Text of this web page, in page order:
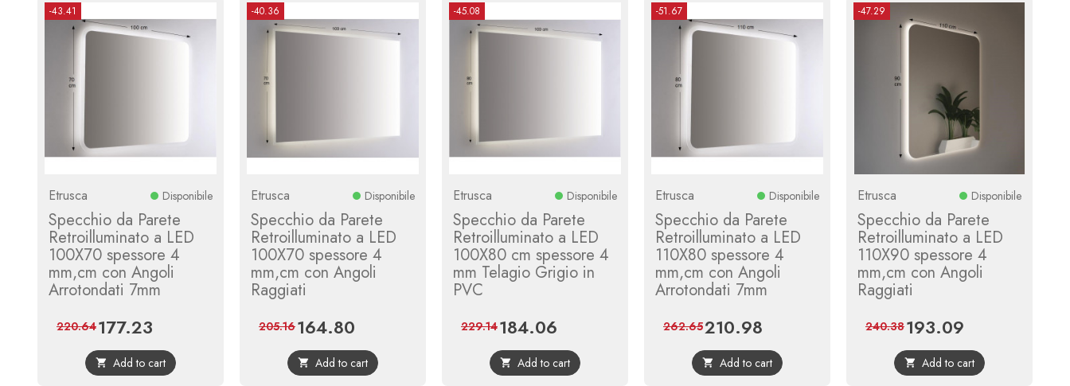
-43.41
Etrusca Disponibile
Specchio da Parete
Retroilluminato a LED
100X70 spessore 4
mm,cm con Angoli
Arrotondati 7mm
Price
177.23
price
220.64
 Add to cart
-40.36
Etrusca Disponibile
Specchio da Parete
Retroilluminato a LED
100X70 spessore 4
mm,cm con Angoli
Raggiati
Price
164.80
price
205.16
 Add to cart
-45.08
Etrusca Disponibile
Specchio da Parete
Retroilluminato a LED
100X80 cm spessore 4
mm Telagio Grigio in
PVC
Price
184.06
price
229.14
 Add to cart
-51.67
Etrusca Disponibile
Specchio da Parete
Retroilluminato a LED
110X80 spessore 4
mm,cm con Angoli
Arrotondati 7mm
Price
210.98
price
262.65
 Add to cart
-47.29
Etrusca Disponibile
Specchio da Parete
Retroilluminato a LED
110X90 spessore 4
mm,cm con Angoli
Raggiati
Price
193.09
price
240.38
 Add to cart